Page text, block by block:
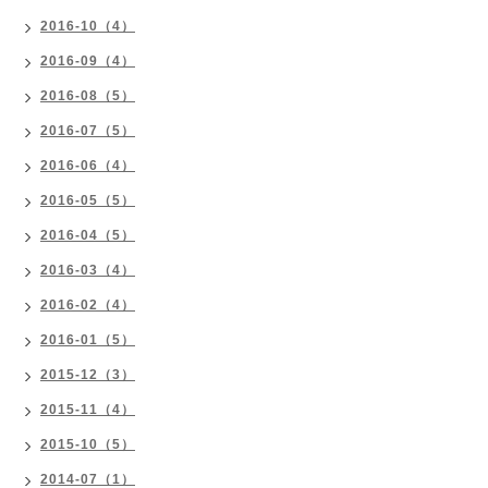
2016-10（4）
2016-09（4）
2016-08（5）
2016-07（5）
2016-06（4）
2016-05（5）
2016-04（5）
2016-03（4）
2016-02（4）
2016-01（5）
2015-12（3）
2015-11（4）
2015-10（5）
2014-07（1）